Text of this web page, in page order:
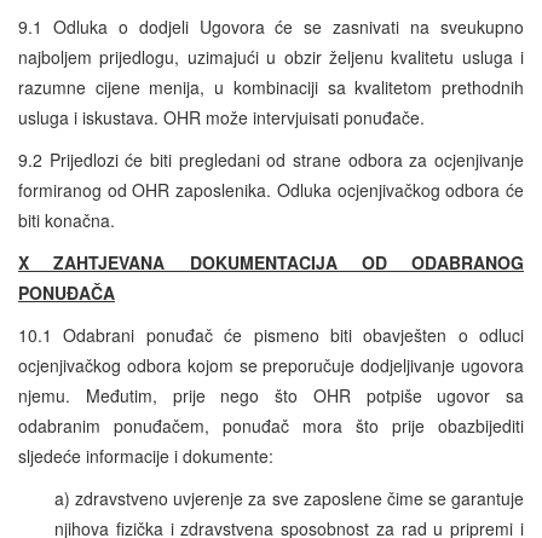
9.1 Odluka o dodjeli Ugovora će se zasnivati na sveukupno
najboljem prijedlogu, uzimajući u obzir željenu kvalitetu usluga i
razumne cijene menija, u kombinaciji sa kvalitetom prethodnih
usluga i iskustava. OHR može intervjuisati ponuđače.
9.2 Prijedlozi će biti pregledani od strane odbora za ocjenjivanje
formiranog od OHR zaposlenika. Odluka ocjenjivačkog odbora će
biti konačna.
X ZAHTJEVANA DOKUMENTACIJA OD ODABRANOG
PONUĐAČA
10.1 Odabrani ponuđač će pismeno biti obavješten o odluci
ocjenjivačkog odbora kojom se preporučuje dodjeljivanje ugovora
njemu. Međutim, prije nego što OHR potpiše ugovor sa
odabranim ponuđačem, ponuđač mora što prije obazbijediti
sljedeće informacije i dokumente:
a) zdravstveno uvjerenje za sve zaposlene čime se garantuje
njihova fizička i zdravstvena sposobnost za rad u pripremi i